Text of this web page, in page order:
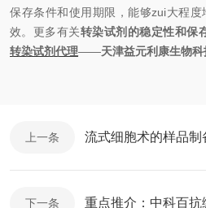
保存条件和使用期限，能够zui大程
效。更多有关转染试剂的稳定性和保
转染试剂代理——天津益元利康生物科
上一条 流式细胞术的样品制
下一条 重点推介：中科百抗